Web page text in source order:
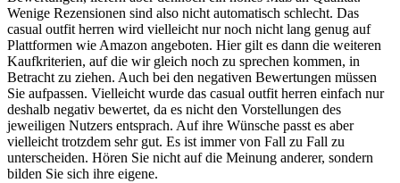
Wenige Rezensionen sind also nicht automatisch schlecht. Das
casual outfit herren wird vielleicht nur noch nicht lang genug auf
Plattformen wie Amazon angeboten. Hier gilt es dann die weiteren
Kaufkriterien, auf die wir gleich noch zu sprechen kommen, in
Betracht zu ziehen. Auch bei den negativen Bewertungen müssen
Sie aufpassen. Vielleicht wurde das casual outfit herren einfach nur
deshalb negativ bewertet, da es nicht den Vorstellungen des
jeweiligen Nutzers entsprach. Auf ihre Wünsche passt es aber
vielleicht trotzdem sehr gut. Es ist immer von Fall zu Fall zu
unterscheiden. Hören Sie nicht auf die Meinung anderer, sondern
bilden Sie sich ihre eigene.